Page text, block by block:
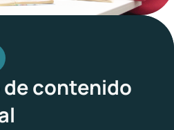
contenido